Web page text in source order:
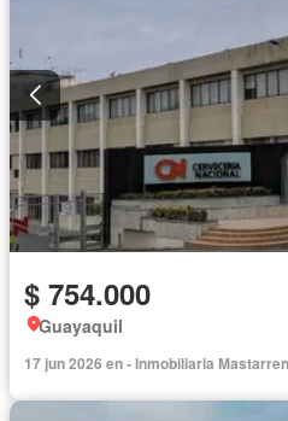
$ 754.000
Guayaquil
17 jun 2026 en - Inmobiliaria